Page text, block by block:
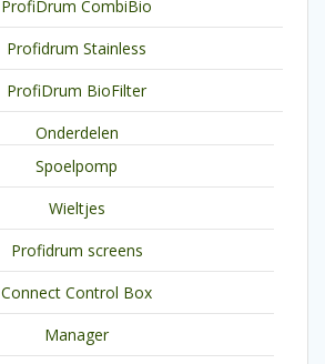
ProfiDrum CombiBio
Profidrum Stainless
ProfiDrum BioFilter
Onderdelen
Spoelpomp
Wieltjes
Profidrum screens
Connect Control Box
Manager